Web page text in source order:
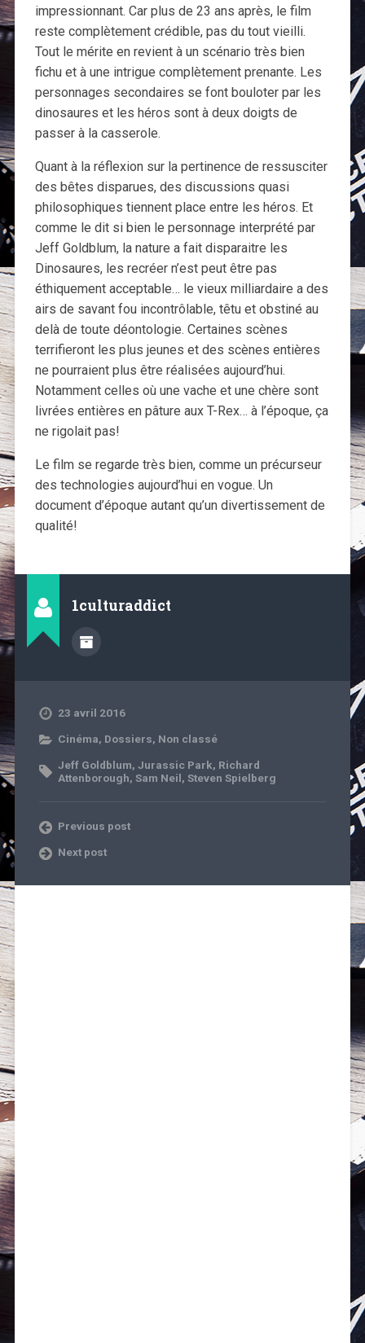
impressionnant. Car plus de 23 ans après, le film
reste complètement crédible, pas du tout vieilli.
Tout le mérite en revient à un scénario très bien
fichu et à une intrigue complètement prenante. Les
personnages secondaires se font bouloter par les
dinosaures et les héros sont à deux doigts de
passer à la casserole.
Quant à la réflexion sur la pertinence de ressusciter
des bêtes disparues, des discussions quasi
philosophiques tiennent place entre les héros. Et
comme le dit si bien le personnage interprété par
Jeff Goldblum, la nature a fait disparaitre les
Dinosaures, les recréer n’est peut être pas
éthiquement acceptable… le vieux milliardaire a des
airs de savant fou incontrôlable, têtu et obstiné au
delà de toute déontologie. Certaines scènes
terrifieront les plus jeunes et des scènes entières
ne pourraient plus être réalisées aujourd’hui.
Notamment celles où une vache et une chère sont
livrées entières en pâture aux T-Rex… à l’époque, ça
ne rigolait pas!
Le film se regarde très bien, comme un précurseur
des technologies aujourd’hui en vogue. Un
document d’époque autant qu’un divertissement de
qualité!
1culturaddict
23 avril 2016
Cinéma, Dossiers, Non classé
Jeff Goldblum, Jurassic Park, Richard
Attenborough, Sam Neil, Steven Spielberg
Previous post
Next post